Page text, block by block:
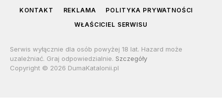
KONTAKT REKLAMA
POLITYKA PRYWATNOŚCI
WŁAŚCICIEL SERWISU
Serwis wyłącznie dla osób powyżej 18 lat. Hazard może
uzależniać. Graj odpowiedzialnie. Szczegóły
Copyright © 2026 DumaKatalonii.pl